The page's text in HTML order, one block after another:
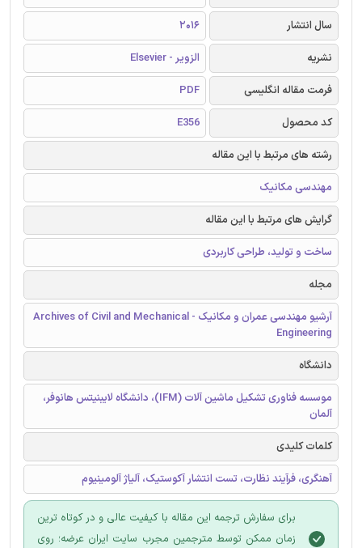
سال انتشار
2016
نشریه
الزویر - Elsevier
فرمت مقاله انگلیسی
PDF
کد محصول
E356
رشته های مرتبط با این مقاله
مهندسی مکانیک
گرایش های مرتبط با این مقاله
ساخت و تولید، طراحی کاربردی
مجله
آرشیو مهندسی عمران و مکانیک - Archives of Civil and Mechanical
Engineering
دانشگاه
موسسه فناوری تشکیل ماشین آلات (IFM)، دانشگاه لایبنیتس هانوفر،
آلمان
کلمات کلیدی
آهنگری، فرآیند نظارت، تست انتشار آکوستیک، آلیاژ آلومینیوم
برای سفارش ترجمه این مقاله با کیفیت عالی و در کوتاه ترین
زمان ممکن توسط مترجمین مجرب سایت ایران عرضه؛ روی